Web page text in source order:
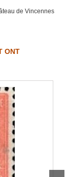
de Vincennes
ONT